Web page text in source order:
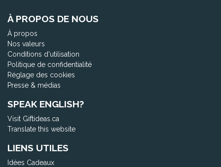
À PROPOS DE NOUS
À propos
Nos valeurs
Conditions d'utilisation
Politique de confidentialité
Réglage des cookies
Presse & médias
SPEAK ENGLISH?
Visit Giftideas.ca
Translate this website
LIENS UTILES
Idées Cadeaux